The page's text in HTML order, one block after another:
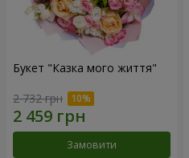
Букет "Казка мого життя"
2 732 грн
Замовити